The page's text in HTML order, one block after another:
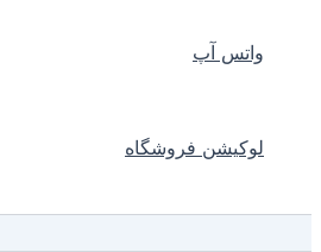
واتس آپ
لوکیشن فروشگاه